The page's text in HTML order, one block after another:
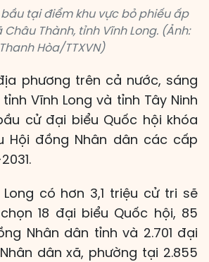
tại điểm khu vực bỏ phiếu ấp
Châu Thành, tỉnh Vĩnh Long. (Ảnh:
Thanh Hòa/TTXVN)
phương trên cả nước, sáng
Vĩnh Long và tỉnh Tây Ninh
cử đại biểu Quốc hội khóa
Hội đồng Nhân dân các cấp
có hơn 3,1 triệu cử tri sẽ
18 đại biểu Quốc hội, 85
Nhân dân tỉnh và 2.701 đại
dân xã, phường tại 2.855